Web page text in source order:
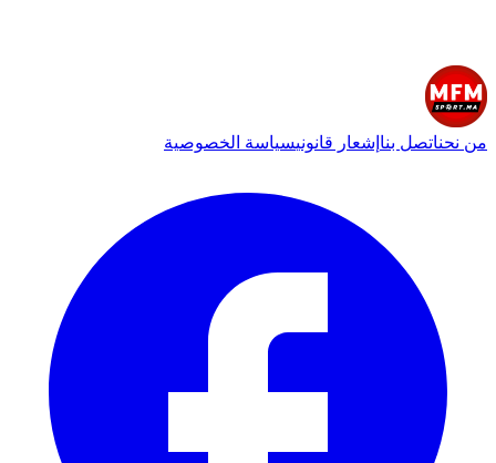
من نحناتصل بنا إشعار قانونيسياسة الخصوصية